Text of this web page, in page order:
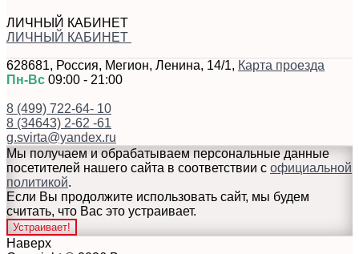
ЛИЧНЫЙ КАБИНЕТ
ЛИЧНЫЙ КАБИНЕТ
628681, Россия, Мегион, Ленина, 14/1, Карта проезда
Пн-Вс 09:00 - 21:00
8 (499) 722-64- 10
8 (34643) 2-62 -61
g.svirta@yandex.ru
Мы получаем и обрабатываем персональные данные
посетителей нашего сайта в соответствии с официальной
политикой.
Если Вы продолжите использовать сайт, мы будем
считать, что Вас это устраивает.
Устраивает!
Наверх